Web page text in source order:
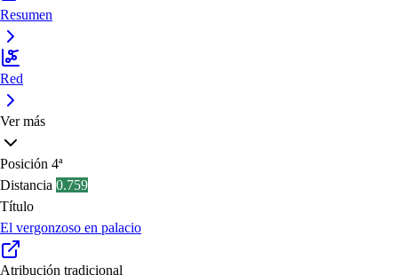
Resumen
Red
Ver más
Posición 4ª
Distancia 0.759
Título
El vergonzoso en palacio
Atribución tradicional